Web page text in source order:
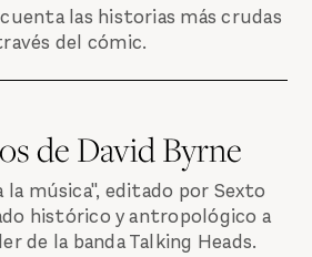
las historias más crudas
del cómic.
de David Byrne
música", editado por Sexto
histórico y antropológico a
de la banda Talking Heads.